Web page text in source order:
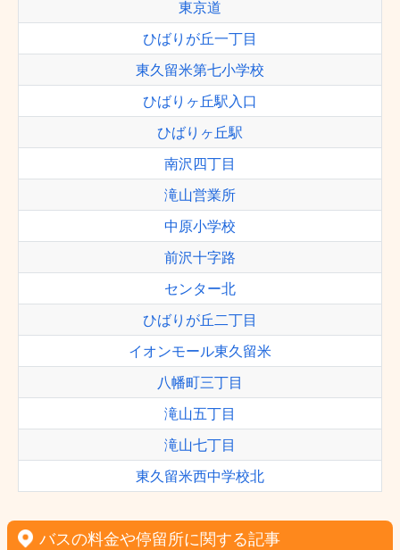
東京道
ひばりが丘一丁目
東久留米第七小学校
ひばりヶ丘駅入口
ひばりヶ丘駅
南沢四丁目
滝山営業所
中原小学校
前沢十字路
センター北
ひばりが丘二丁目
イオンモール東久留米
八幡町三丁目
滝山五丁目
滝山七丁目
東久留米西中学校北
バスの料金や停留所に関する記事